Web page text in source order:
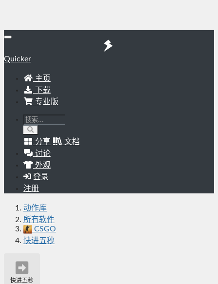
Quicker
主页
下载
专业版
分享
文档
讨论
外观
登录
注册
动作库
所有软件
CSGO
快进五秒
快进五秒